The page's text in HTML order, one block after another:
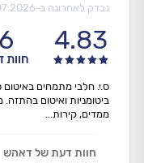
נבדק לאחרונה ב-
4.83
6
חוות
ס.י. חלבי מתמחים באיטום
ביטומניות ואיטום
ממדים, קירות...
חוות דעת של דאהש